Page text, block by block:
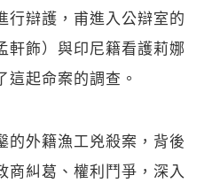
行辯護，甫進入公辯室的
軒飾）與印尼籍看護莉娜
這起命案的調查。
的外籍漁工兇殺案，背後
商糾葛、權利鬥爭，深入